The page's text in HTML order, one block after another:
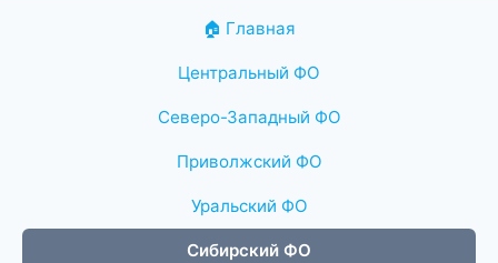
🏠 Главная
Центральный ФО
Северо-Западный ФО
Приволжский ФО
Уральский ФО
Сибирский ФО